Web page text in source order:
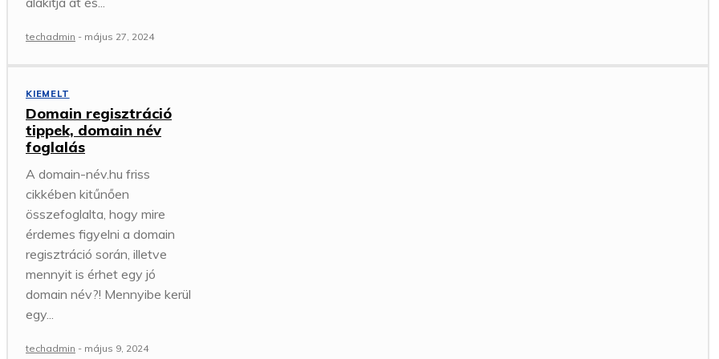
techadmin - május 27, 2024
KIEMELT
Domain regisztráció
tippek, domain név
foglalás
A domain-név.hu friss
cikkében kitűnően
összefoglalta, hogy mire
érdemes figyelni a domain
regisztráció során, illetve
mennyit is érhet egy jó
domain név?! Mennyibe kerül
egy...
techadmin - május 9, 2024